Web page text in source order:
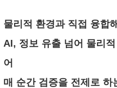
물리적 환경과 직접 융합
AI, 정보 유출 넘어 물리
어
매 순간 검증을 전제로 하